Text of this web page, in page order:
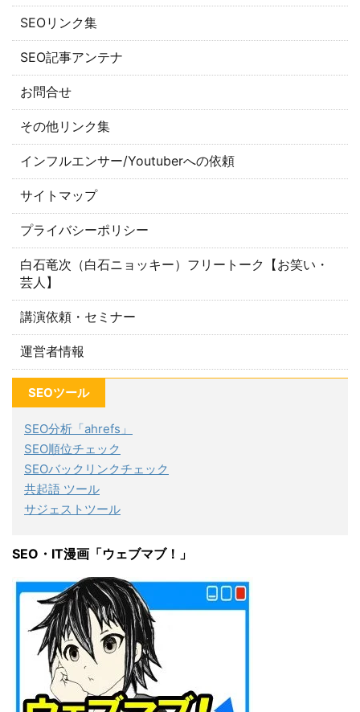
SEOリンク集
SEO記事アンテナ
お問合せ
その他リンク集
インフルエンサー/Youtuberへの依頼
サイトマップ
プライバシーポリシー
白石竜次（白石ニョッキー）フリートーク【お笑い・
芸人】
講演依頼・セミナー
運営者情報
SEOツール
SEO分析「ahrefs」
SEO順位チェック
SEOバックリンクチェック
共起語 ツール
サジェストツール
SEO・IT漫画「ウェブマブ！」